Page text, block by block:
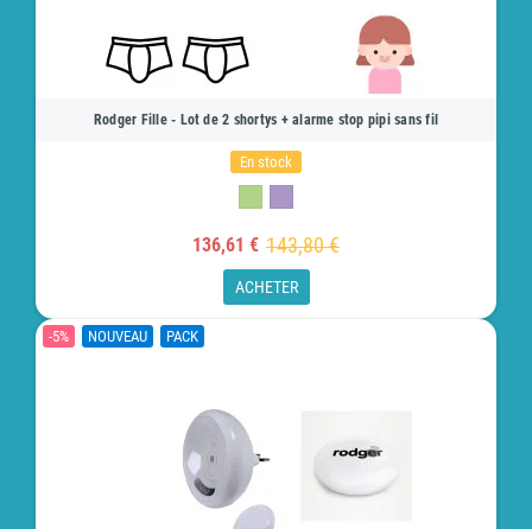
Rodger Fille - Lot de 2 shortys + alarme stop pipi sans fil
En stock
136,61 € 143,80 €
ACHETER
-5% NOUVEAU PACK